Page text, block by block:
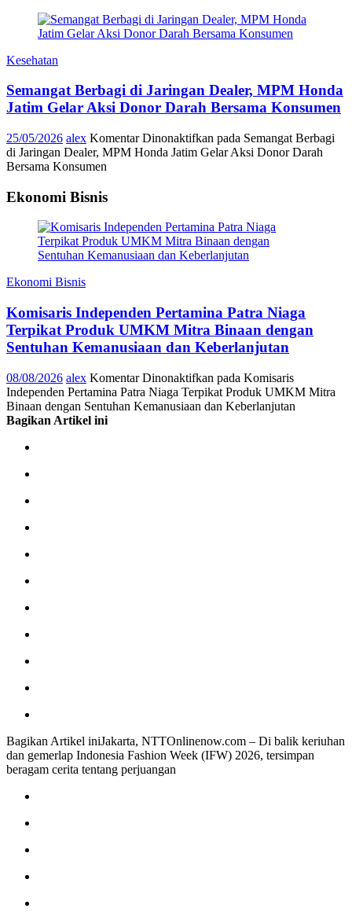
Kesehatan
Semangat Berbagi di Jaringan Dealer, MPM Honda
Jatim Gelar Aksi Donor Darah Bersama Konsumen
25/05/2026 alex Komentar Dinonaktifkan pada Semangat Berbagi
di Jaringan Dealer, MPM Honda Jatim Gelar Aksi Donor Darah
Bersama Konsumen
Ekonomi Bisnis
Ekonomi Bisnis
Komisaris Independen Pertamina Patra Niaga
Terpikat Produk UMKM Mitra Binaan dengan
Sentuhan Kemanusiaan dan Keberlanjutan
08/08/2026 alex Komentar Dinonaktifkan pada Komisaris
Independen Pertamina Patra Niaga Terpikat Produk UMKM Mitra
Binaan dengan Sentuhan Kemanusiaan dan Keberlanjutan
Bagikan Artikel ini
Bagikan Artikel iniJakarta, NTTOnlinenow.com – Di balik keriuhan
dan gemerlap Indonesia Fashion Week (IFW) 2026, tersimpan
beragam cerita tentang perjuangan